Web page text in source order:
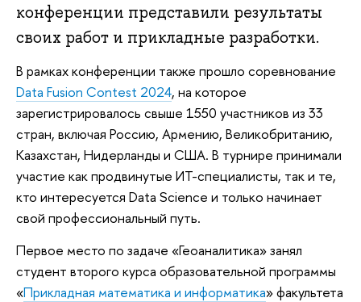
конференции представили результаты
своих работ и прикладные разработки.
В рамках конференции также прошло соревнование
Data Fusion Contest 2024, на которое
зарегистрировалось свыше 1550 участников из 33
стран, включая Россию, Армению, Великобританию,
Казахстан, Нидерланды и США. В турнире принимали
участие как продвинутые ИТ-специалисты, так и те,
кто интересуется Data Science и только начинает
свой профессиональный путь.
Первое место по задаче «Геоаналитика» занял
студент второго курса образовательной программы
«Прикладная математика и информатика» факультета